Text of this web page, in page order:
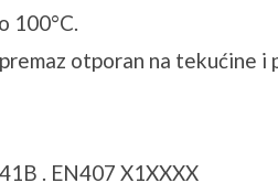
100°C.
otporan na tekućine
. EN407 X1XXXX